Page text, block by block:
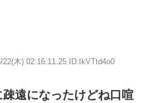
22(木) 02:16:11.25 ID:IkVTtd4o0
遠になったけどね口喧